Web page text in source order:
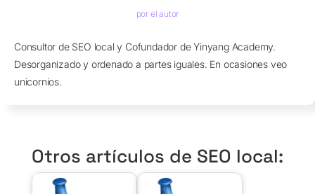
por el autor
Consultor de SEO local y Cofundador de Yinyang Academy.
Desorganizado y ordenado a partes iguales. En ocasiones veo
unicornios.
Otros artículos de SEO local: